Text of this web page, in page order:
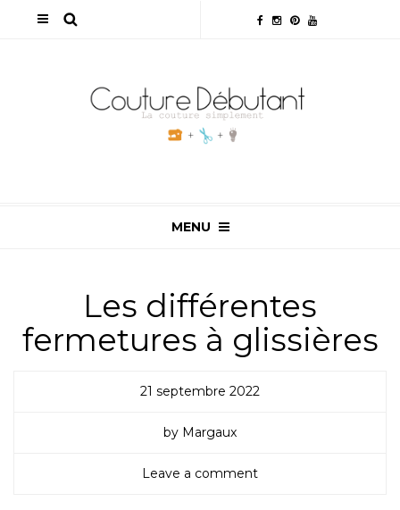
MENU
Les différentes
fermetures à glissières
21 septembre 2022
by Margaux
Leave a comment